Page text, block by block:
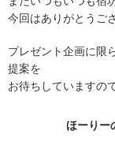
今回はありがとうご
プレゼント企画に限
提案を
お待ちしていますの
ほーりー